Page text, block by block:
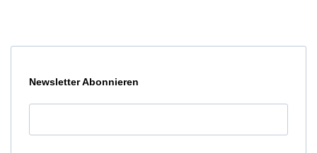
Newsletter Abonnieren